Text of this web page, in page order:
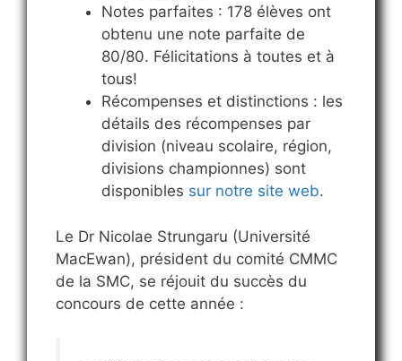
Notes parfaites : 178 élèves ont
obtenu une note parfaite de
80/80. Félicitations à toutes et à
tous!
Récompenses et distinctions : les
détails des récompenses par
division (niveau scolaire, région,
divisions championnes) sont
disponibles sur notre site web.
Le Dr Nicolae Strungaru (Université
MacEwan), président du comité CMMC
de la SMC, se réjouit du succès du
concours de cette année :